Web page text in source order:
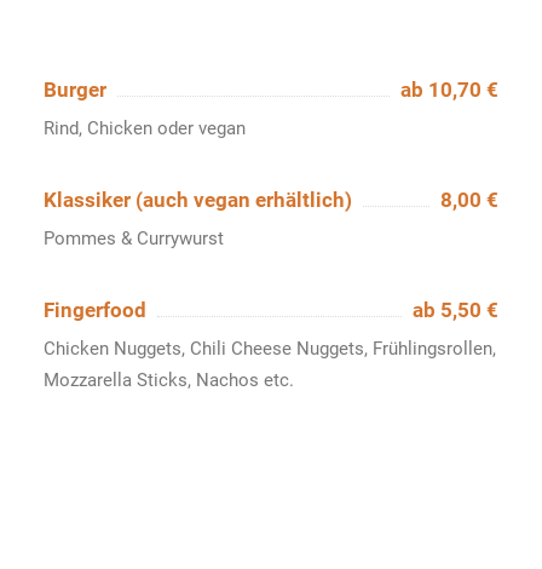
Burger ab 10,70 €
Rind, Chicken oder vegan
Klassiker (auch vegan erhältlich) 8,00 €
Pommes & Currywurst
Fingerfood ab 5,50 €
Chicken Nuggets, Chili Cheese Nuggets, Frühlingsrollen,
Mozzarella Sticks, Nachos etc.